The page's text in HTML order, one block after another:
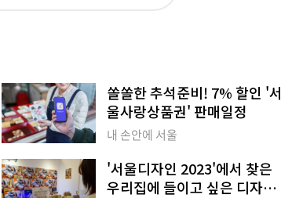
쏠쏠한 추석준비! 7% 할인 '서
울사랑상품권' 판매일정
내 손안에 서울
'서울디자인 2023'에서 찾은
우리집에 들이고 싶은 디자인